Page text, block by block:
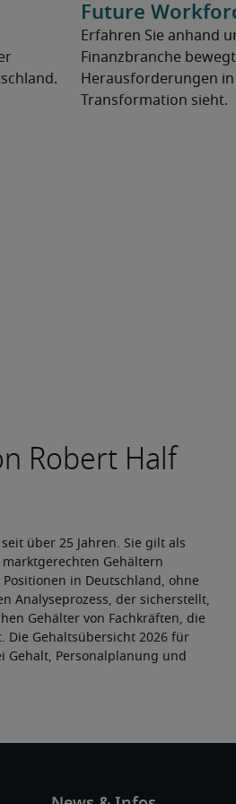
Future
Erfahren Sie anhand
Finanzbranche
Herausforderungen
Transformation sieht.
über 25 Jahren. Sie gilt als
Gehältern
in Deutschland, ohne
Analyseprozess, der sicherstellt,
Gehälter von Fachkräften, die
Die Gehaltsübersicht 2026 für
Gehalt, Personalplanung und